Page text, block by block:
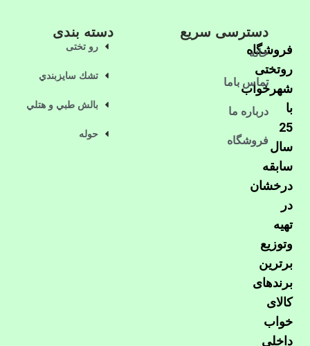
فروشگاه
روتختی
شهرخواب
با
25
سال
سابقه
درخشان
در
تهیه
وتوزیع
برترین
برندهای
کالای
خواب
داخلی
دسترسی سریع
خانه
تماس باما
درباره ما
فروشگاه
دسته بندی
رو تختی
تشك سايزبندي
بالش طبي و هتلي
حوله